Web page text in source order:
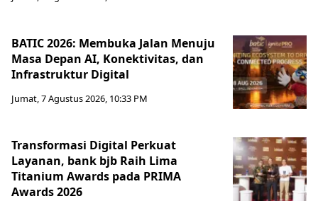
BATIC 2026: Membuka Jalan Menuju
Masa Depan AI, Konektivitas, dan
Infrastruktur Digital
Jumat, 7 Agustus 2026, 10:33 PM
Transformasi Digital Perkuat
Layanan, bank bjb Raih Lima
Titanium Awards pada PRIMA
Awards 2026